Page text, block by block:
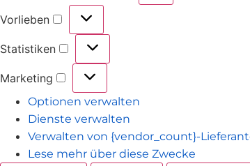
Vorlieben
Statistiken
Marketing
Optionen verwalten
Dienste verwalten
Verwalten von {vendor_count}-
Lese mehr über diese Zwecke